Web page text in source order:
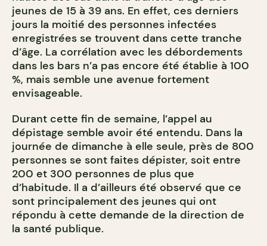
jeunes de 15 à 39 ans. En effet, ces derniers
jours la moitié des personnes infectées
enregistrées se trouvent dans cette tranche
d’âge. La corrélation avec les débordements
dans les bars n’a pas encore été établie à 100
%, mais semble une avenue fortement
envisageable.
Durant cette fin de semaine, l’appel au
dépistage semble avoir été entendu. Dans la
journée de dimanche à elle seule, près de 800
personnes se sont faites dépister, soit entre
200 et 300 personnes de plus que
d’habitude. Il a d’ailleurs été observé que ce
sont principalement des jeunes qui ont
répondu à cette demande de la direction de
la santé publique.